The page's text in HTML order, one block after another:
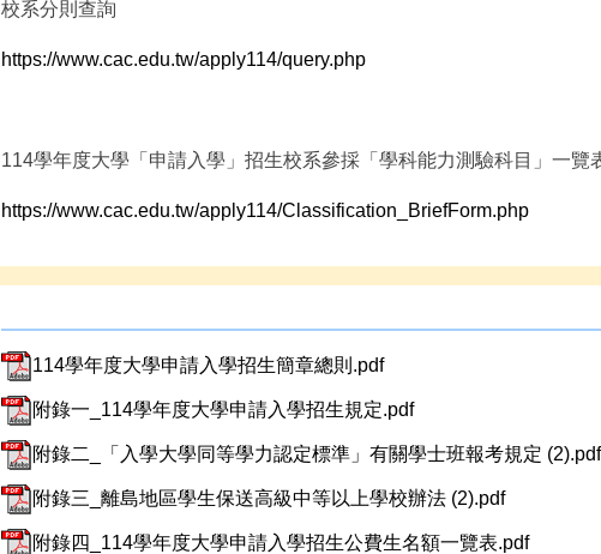
校系分則查詢
https://www.cac.edu.tw/apply114/query.php
114學年度大學「申請入學」招生校系參採「學科能力測驗科目」一覽
https://www.cac.edu.tw/apply114/Classification_BriefForm.php
114學年度大學申請入學招生簡章總則.pdf
附錄一_114學年度大學申請入學招生規定.pdf
附錄二_「入學大學同等學力認定標準」有關學士班報考規定 (2).pdf
附錄三_離島地區學生保送高級中等以上學校辦法 (2).pdf
附錄四_114學年度大學申請入學招生公費生名額一覽表.pdf